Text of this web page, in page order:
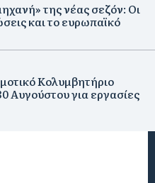
της νέας σεζόν: Οι
και το ευρωπαϊκό
Κολυμβητήριο
Αυγούστου για εργασίες